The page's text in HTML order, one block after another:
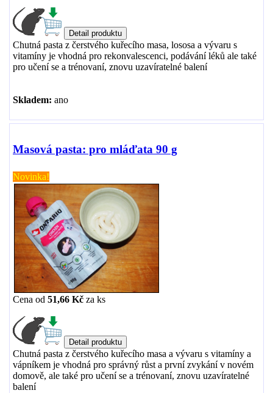
Chutná pasta z čerstvého kuřecího masa, lososa a vývaru s
vitamíny je vhodná pro rekonvalescenci, podávání léků ale také
pro učení se a trénovaní, znovu uzavíratelné balení
Skladem: ano
Masová pasta: pro mláďata 90 g
Novinka!
Cena od 51,66 Kč za ks
Chutná pasta z čerstvého kuřecího masa a vývaru s vitamíny a
vápníkem je vhodná pro správný růst a první zvykání v novém
domově, ale také pro učení se a trénovaní, znovu uzavíratelné
balení